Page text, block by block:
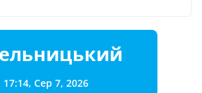
17:14, Сер 7, 2026